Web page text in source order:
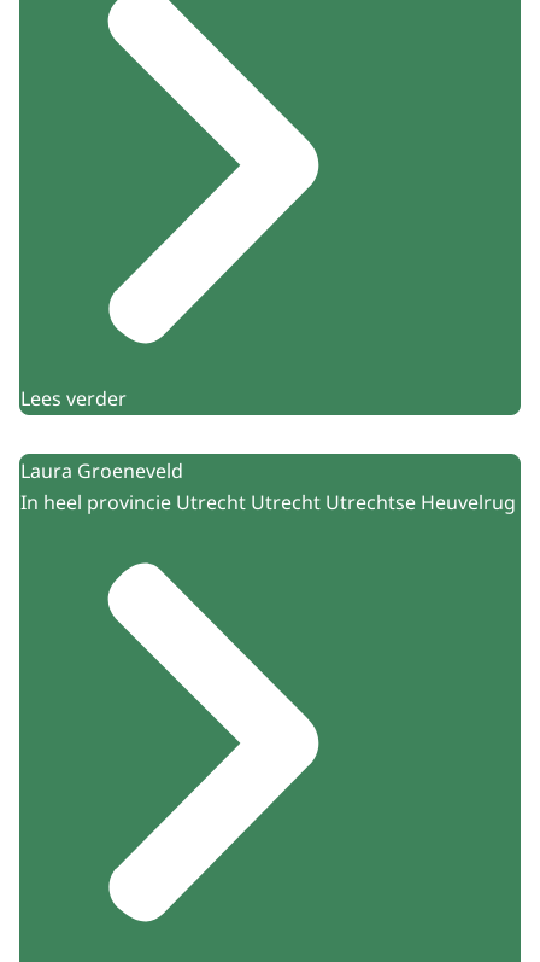
Lees verder
Laura Groeneveld
In heel provincie Utrecht Utrecht Utrechtse Heuvelrug